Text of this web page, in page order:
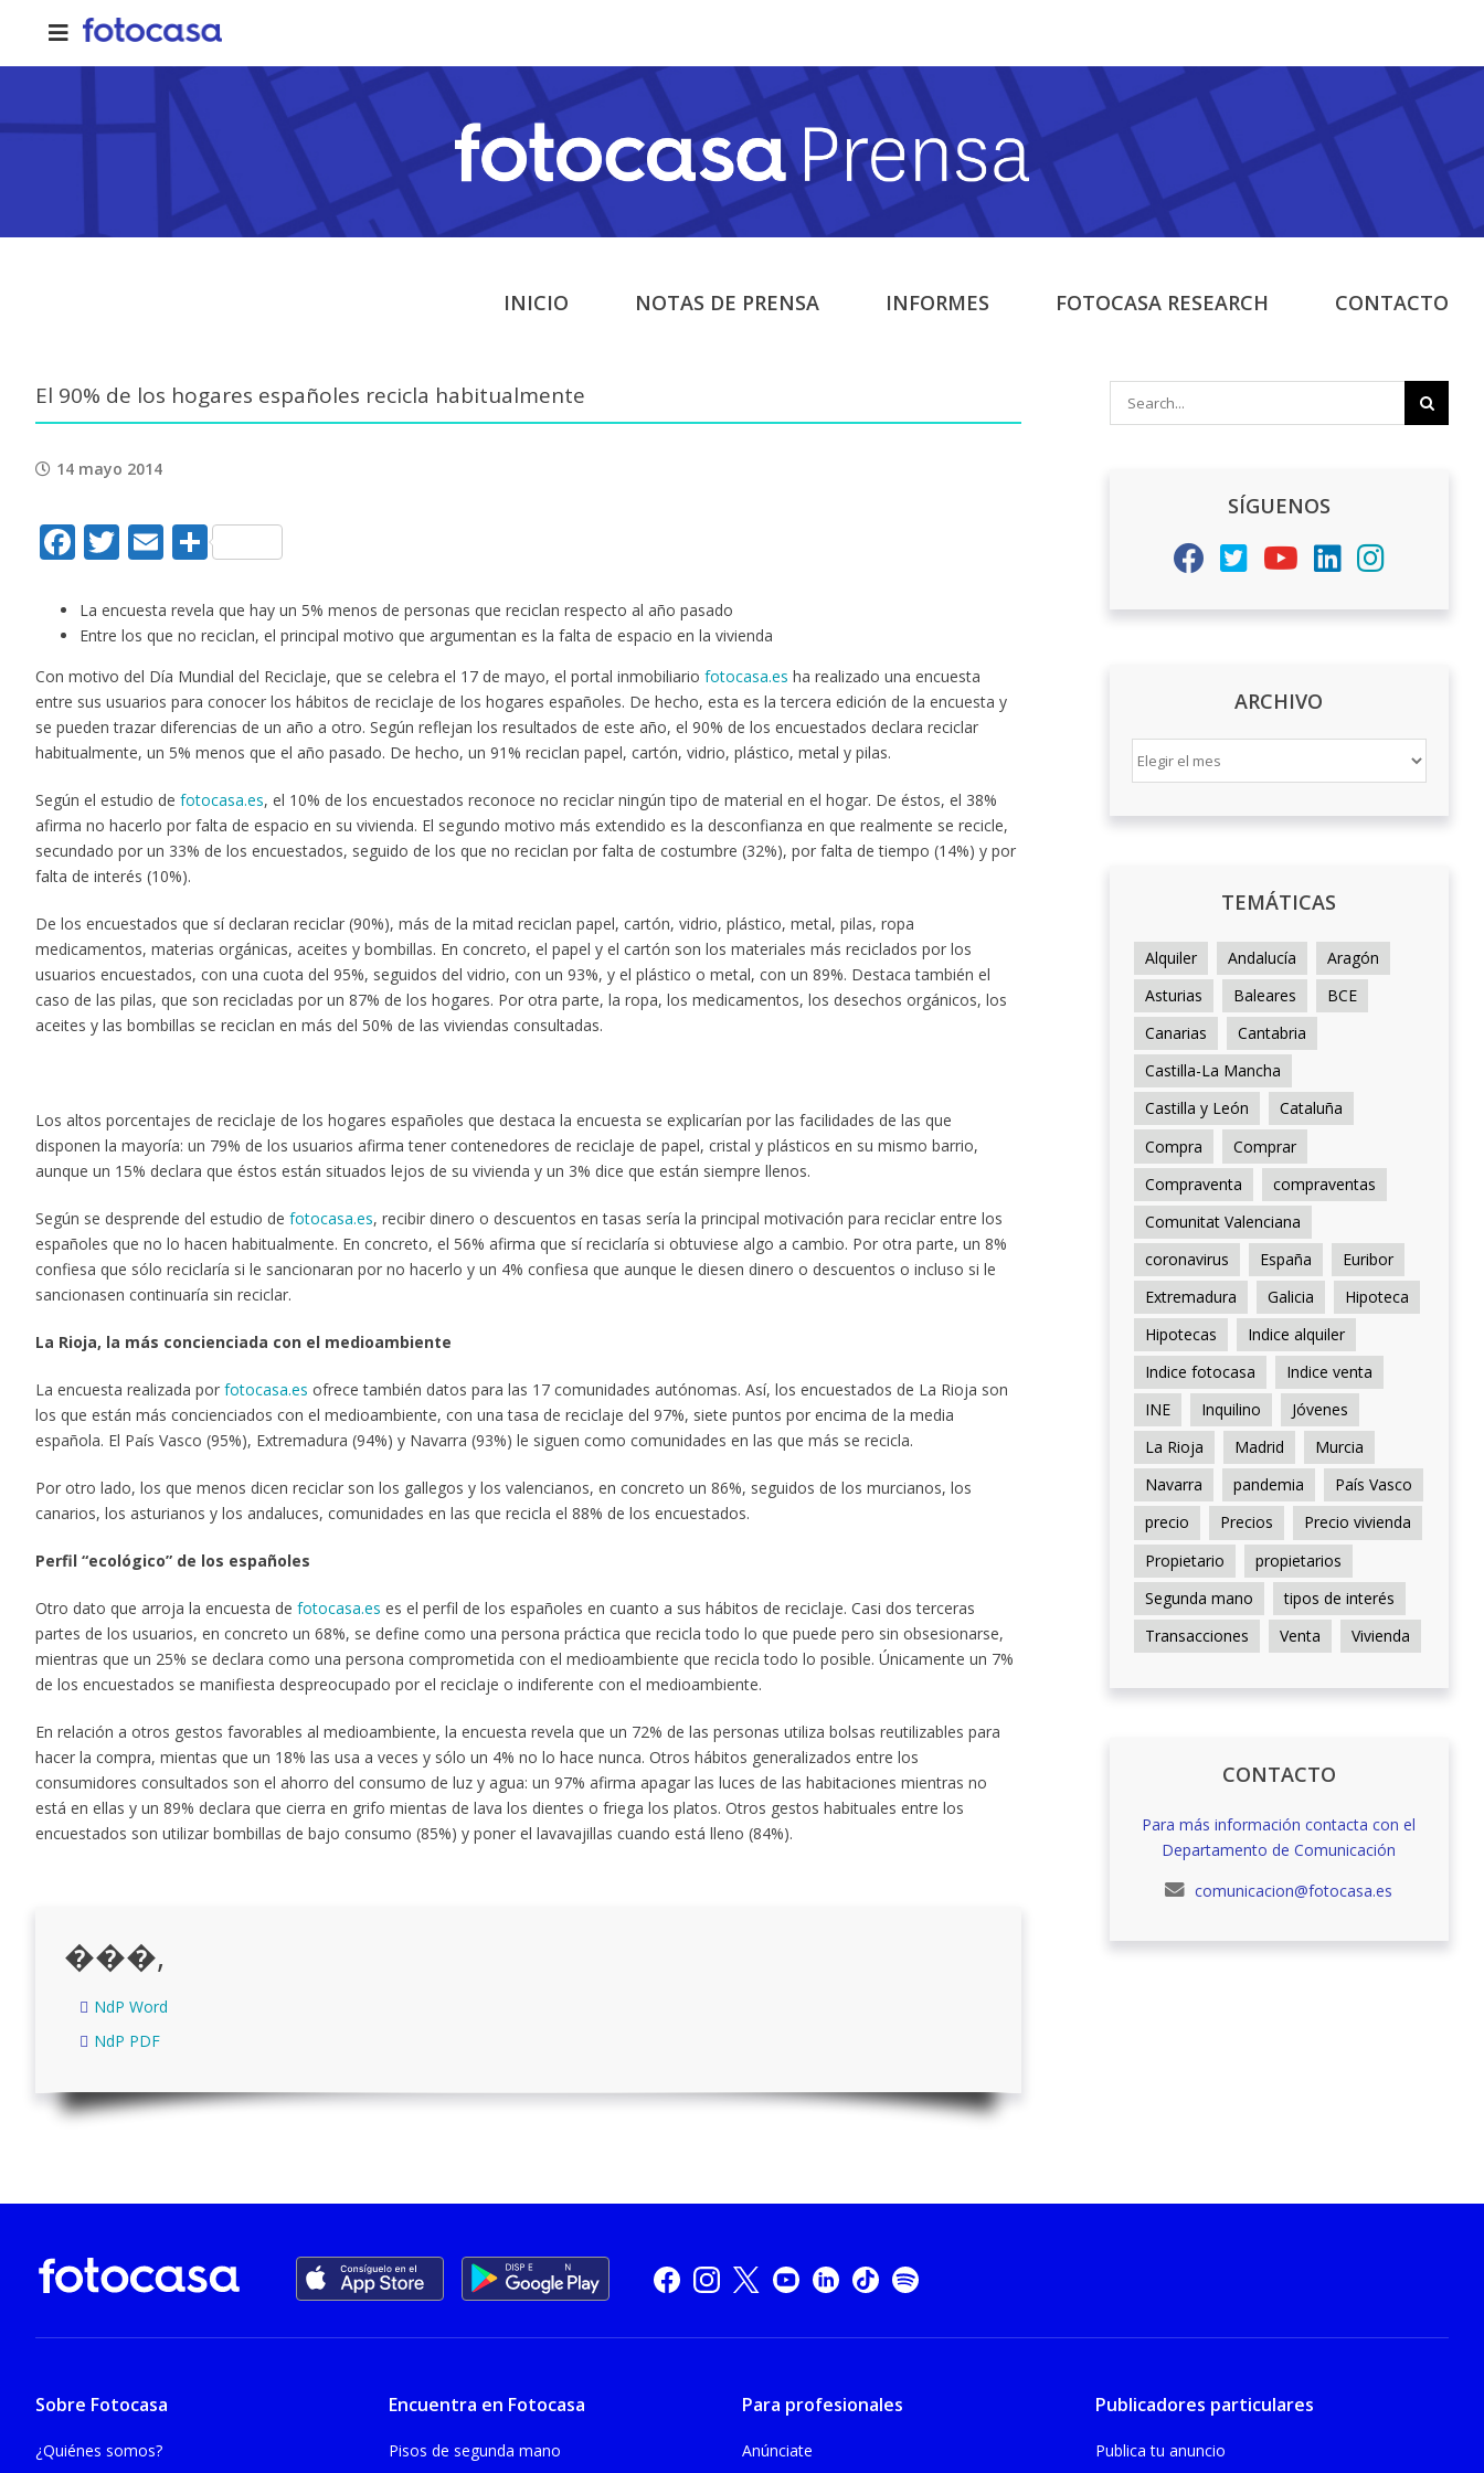
content
INICIO NOTAS DE PRENSA INFORMES FOTOCASA RESEARCH CONTACTO
El 90% de los hogares españoles recicla habitualmente
14 mayo 2014
Facebook
Twitter
EmailCompartir
La encuesta revela que hay un 5% menos de personas que reciclan respecto al año pasado
Entre los que no reciclan, el principal motivo que argumentan es la falta de espacio en la vivienda
Con motivo del Día Mundial del Reciclaje, que se celebra el 17 de mayo, el portal inmobiliario fotocasa.es ha realizado una encuesta
entre sus usuarios para conocer los hábitos de reciclaje de los hogares españoles. De hecho, esta es la tercera edición de la encuesta y
se pueden trazar diferencias de un año a otro. Según reflejan los resultados de este año, el 90% de los encuestados declara reciclar
habitualmente, un 5% menos que el año pasado. De hecho, un 91% reciclan papel, cartón, vidrio, plástico, metal y pilas.
Según el estudio de fotocasa.es, el 10% de los encuestados reconoce no reciclar ningún tipo de material en el hogar. De éstos, el 38%
afirma no hacerlo por falta de espacio en su vivienda. El segundo motivo más extendido es la desconfianza en que realmente se recicle,
secundado por un 33% de los encuestados, seguido de los que no reciclan por falta de costumbre (32%), por falta de tiempo (14%) y por
falta de interés (10%).
De los encuestados que sí declaran reciclar (90%), más de la mitad reciclan papel, cartón, vidrio, plástico, metal, pilas, ropa
medicamentos, materias orgánicas, aceites y bombillas. En concreto, el papel y el cartón son los materiales más reciclados por los
usuarios encuestados, con una cuota del 95%, seguidos del vidrio, con un 93%, y el plástico o metal, con un 89%. Destaca también el
caso de las pilas, que son recicladas por un 87% de los hogares. Por otra parte, la ropa, los medicamentos, los desechos orgánicos, los
aceites y las bombillas se reciclan en más del 50% de las viviendas consultadas.
Los altos porcentajes de reciclaje de los hogares españoles que destaca la encuesta se explicarían por las facilidades de las que
disponen la mayoría: un 79% de los usuarios afirma tener contenedores de reciclaje de papel, cristal y plásticos en su mismo barrio,
aunque un 15% declara que éstos están situados lejos de su vivienda y un 3% dice que están siempre llenos.
Según se desprende del estudio de fotocasa.es, recibir dinero o descuentos en tasas sería la principal motivación para reciclar entre los
españoles que no lo hacen habitualmente. En concreto, el 56% afirma que sí reciclaría si obtuviese algo a cambio. Por otra parte, un 8%
confiesa que sólo reciclaría si le sancionaran por no hacerlo y un 4% confiesa que aunque le diesen dinero o descuentos o incluso si le
sancionasen continuaría sin reciclar.
La Rioja, la más concienciada con el medioambiente
La encuesta realizada por fotocasa.es ofrece también datos para las 17 comunidades autónomas. Así, los encuestados de La Rioja son
los que están más concienciados con el medioambiente, con una tasa de reciclaje del 97%, siete puntos por encima de la media
española. El País Vasco (95%), Extremadura (94%) y Navarra (93%) le siguen como comunidades en las que más se recicla.
Por otro lado, los que menos dicen reciclar son los gallegos y los valencianos, en concreto un 86%, seguidos de los murcianos, los
canarios, los asturianos y los andaluces, comunidades en las que recicla el 88% de los encuestados.
Perfil “ecológico” de los españoles
Otro dato que arroja la encuesta de fotocasa.es es el perfil de los españoles en cuanto a sus hábitos de reciclaje. Casi dos terceras
partes de los usuarios, en concreto un 68%, se define como una persona práctica que recicla todo lo que puede pero sin obsesionarse,
mientras que un 25% se declara como una persona comprometida con el medioambiente que recicla todo lo posible. Únicamente un 7%
de los encuestados se manifiesta despreocupado por el reciclaje o indiferente con el medioambiente.
En relación a otros gestos favorables al medioambiente, la encuesta revela que un 72% de las personas utiliza bolsas reutilizables para
hacer la compra, mientas que un 18% las usa a veces y sólo un 4% no lo hace nunca. Otros hábitos generalizados entre los
consumidores consultados son el ahorro del consumo de luz y agua: un 97% afirma apagar las luces de las habitaciones mientras no
está en ellas y un 89% declara que cierra en grifo mientas de lava los dientes o friega los platos. Otros gestos habituales entre los
encuestados son utilizar bombillas de bajo consumo (85%) y poner el lavavajillas cuando está lleno (84%).
���,
NdP Word
NdP PDF
SÍGUENOS
ARCHIVO
ARCHIVO
TEMÁTICAS
Alquiler Andalucía
Aragón
Asturias
Baleares
BCE
Canarias
Cantabria
Castilla-La Mancha
Castilla y León
Cataluña
Compra
Comprar
Compraventa
compraventas
Comunitat Valenciana
coronavirus
España
Euribor
Extremadura
Galicia
Hipoteca
Hipotecas
Indice alquiler
Indice fotocasa
Indice venta
INE
Inquilino
Jóvenes
La Rioja
Madrid
Murcia
Navarra
pandemia
País Vasco
precio
Precios
Precio vivienda
Propietario
propietarios
Segunda mano
tipos de interés
Transacciones
Venta Vivienda
CONTACTO
Para más información contacta con el
Departamento de Comunicación
comunicacion@fotocasa.es
Sobre Fotocasa
¿Quiénes somos?
Encuentra en Fotocasa
Pisos de segunda mano
Para profesionales
Anúnciate
Publicadores particulares
Publica tu anuncio